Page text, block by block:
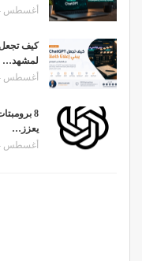
أغسطس 4, 2026
لمشهد…
أغسطس 4, 2026
يعزز…
أغسطس 4, 2026